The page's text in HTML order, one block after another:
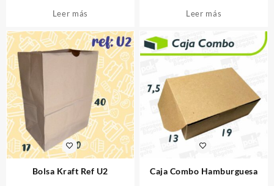
Leer más Leer más
Bolsa Kraft Ref U2 Caja Combo Hamburguesa